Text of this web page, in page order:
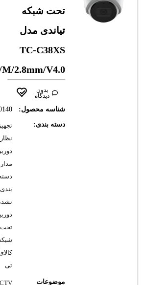
تحت شبکه
تیاندی مدل
TC-C38XS
2.8mm/V4.0
بدون
دیدگاه
شناسه محصول:
دسته بندی:
بندی
تحت
تی
موضوعات